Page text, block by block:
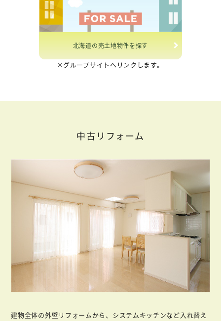
北海道の売土地物件を探す
※グループサイトへリンクします。
中古リフォーム
建物全体の外壁リフォームから、システムキッチンなど入れ替え